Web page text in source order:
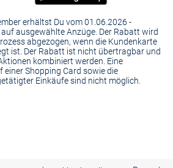
erhältst Du vom 01.06.2026 -
ausgewählte Anzüge. Der Rabatt wird
abgezogen, wenn die Kundenkarte
ist. Der Rabatt ist nicht übertragbar und
kombiniert werden. Eine
einer Shopping Card sowie die
Einkäufe sind nicht möglich.